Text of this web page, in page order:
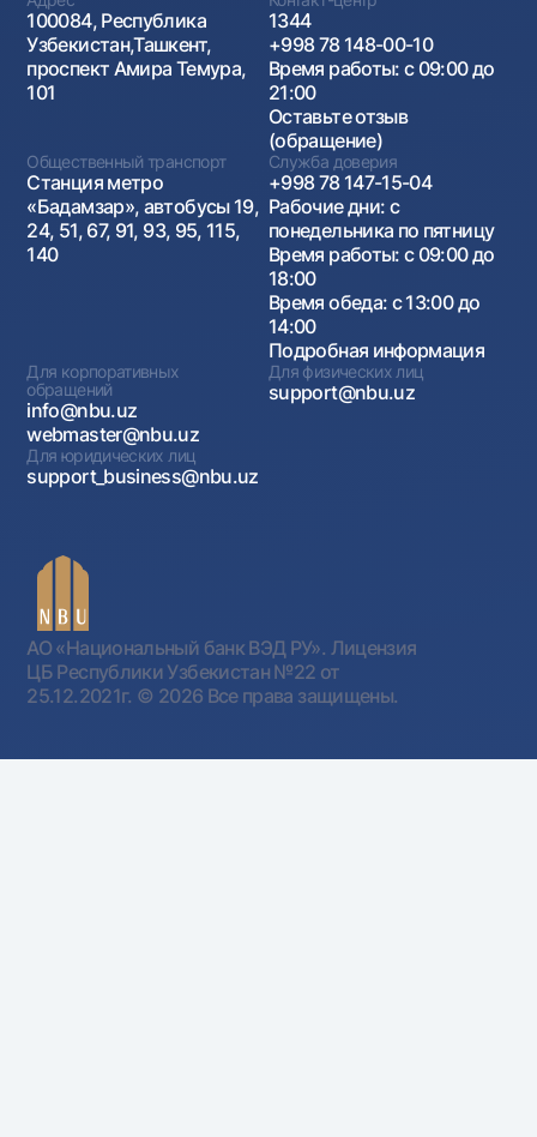
100084, Республика
Узбекистан,Ташкент,
проспект Амира Темура,
101
1344
+998 78 148-00-10
Время работы: с 09:00 до
21:00
Оставьте отзыв
(обращение)
Общественный транспорт
Станция метро
«Бадамзар», автобусы 19,
24, 51, 67, 91, 93, 95, 115,
140
Служба доверия
+998 78 147-15-04
Рабочие дни: с
понедельника по пятницу
Время работы: с 09:00 до
18:00
Время обеда: с 13:00 до
14:00
Подробная информация
Для корпоративных
обращений
info@nbu.uz
webmaster@nbu.uz
Для физических лиц
support@nbu.uz
Для юридических лиц
support_business@nbu.uz
АО «Национальный банк ВЭД РУ». Лицензия
ЦБ Республики Узбекистан №22 от
25.12.2021г. © 2026 Все права защищены.